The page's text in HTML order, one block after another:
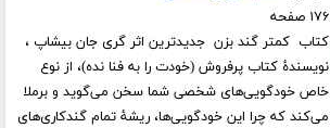
۱۷۶ صفحه
کتاب کمتر گند بزن جدیدترین اثر گری جان بیشاپ ،
نویسندۀ کتاب پرفروش (خودت را به فنا نده)، از نوع
خاص خودگویی‌های شخصی شما سخن می‌گوید و برملا
می‌کند که چرا این خودگویی‌ها، ریشۀ تمام گندکاری‌های